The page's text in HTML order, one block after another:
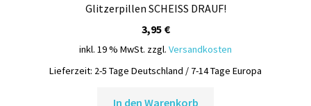
Glitzerpillen SCHEISS DRAUF!
3,95 €
inkl. 19 % MwSt. zzgl. Versandkosten
Lieferzeit: 2-5 Tage Deutschland / 7-14 Tage Europa
In den Warenkorb